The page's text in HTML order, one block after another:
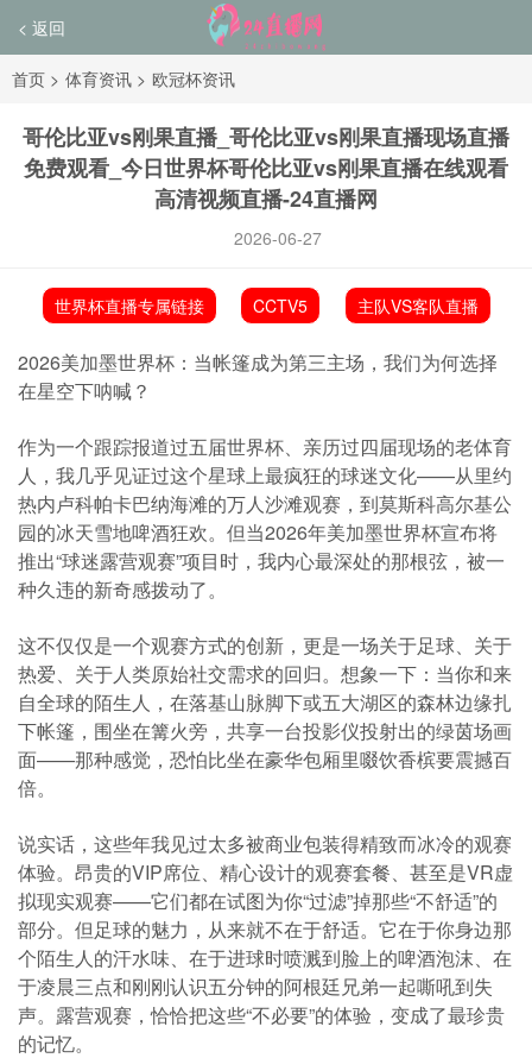
< 返回
首页 > 体育资讯 > 欧冠杯资讯
哥伦比亚vs刚果直播_哥伦比亚vs刚果直播现场直播
免费观看_今日世界杯哥伦比亚vs刚果直播在线观看
高清视频直播-24直播网
2026-06-27
世界杯直播专属链接 CCTV5 主队VS客队直播
2026美加墨世界杯：当帐篷成为第三主场，我们为何选择
在星空下呐喊？
作为一个跟踪报道过五届世界杯、亲历过四届现场的老体育
人，我几乎见证过这个星球上最疯狂的球迷文化——从里约
热内卢科帕卡巴纳海滩的万人沙滩观赛，到莫斯科高尔基公
园的冰天雪地啤酒狂欢。但当2026年美加墨世界杯宣布将
推出“球迷露营观赛”项目时，我内心最深处的那根弦，被一
种久违的新奇感拨动了。
这不仅仅是一个观赛方式的创新，更是一场关于足球、关于
热爱、关于人类原始社交需求的回归。想象一下：当你和来
自全球的陌生人，在落基山脉脚下或五大湖区的森林边缘扎
下帐篷，围坐在篝火旁，共享一台投影仪投射出的绿茵场画
面——那种感觉，恐怕比坐在豪华包厢里啜饮香槟要震撼百
倍。
说实话，这些年我见过太多被商业包装得精致而冰冷的观赛
体验。昂贵的VIP席位、精心设计的观赛套餐、甚至是VR虚
拟现实观赛——它们都在试图为你“过滤”掉那些“不舒适”的
部分。但足球的魅力，从来就不在于舒适。它在于你身边那
个陌生人的汗水味、在于进球时喷溅到脸上的啤酒泡沫、在
于凌晨三点和刚刚认识五分钟的阿根廷兄弟一起嘶吼到失
声。露营观赛，恰恰把这些“不必要”的体验，变成了最珍贵
的记忆。